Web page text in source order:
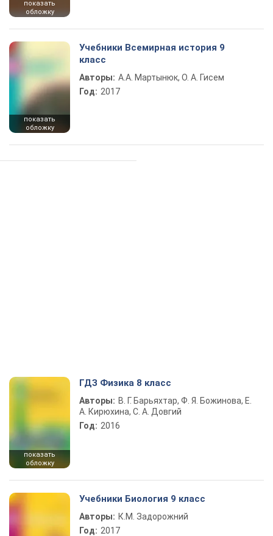
показать
обложку
показать
обложку
Учебники Всемирная история 9
класс
Авторы: А.А. Мартынюк, О. А. Гисем
Год: 2017
показать
обложку
ГДЗ Физика 8 класс
Авторы: В. Г. Барьяхтар, Ф. Я. Божинова, Е.
А. Кирюхина, С. А. Довгий
Год: 2016
Учебники Биология 9 класс
Авторы: К.М. Задорожний
Год: 2017